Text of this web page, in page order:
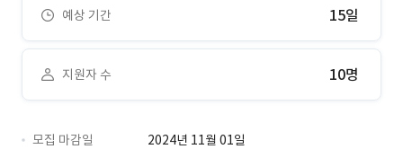
예상 기간 15일
지원자 수 10명
모집 마감일
2024년 11월 01일